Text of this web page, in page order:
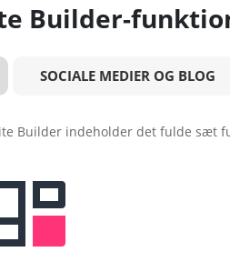
Builder-
SOCIALE MEDIER OG BLOG
Builder indeholder det fulde sæt